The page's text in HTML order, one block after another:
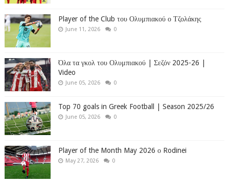
Player of the Club του Ολυμπιακού ο Τζολάκης
June 11, 2026 0
Όλα τα γκολ του Ολυμπιακού | Σεζόν 2025-26 |
Video
June 05, 2026 0
Top 70 goals in Greek Football | Season 2025/26
June 05, 2026 0
Player of the Month May 2026 ο Rodinei
May 27, 2026 0